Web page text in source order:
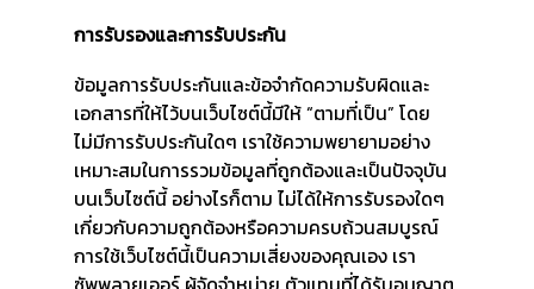
การรับรองและการรับประกัน
ข้อมูลการรับประกันและข้อจำกัดความรับผิดและ
เอกสารที่ให้ไว้บนเว็บไซต์นี้มีให้ “ตามที่เป็น” โดย
ไม่มีการรับประกันใดๆ เราใช้ความพยายามอย่าง
เหมาะสมในการรวมข้อมูลที่ถูกต้องและเป็นปัจจุบัน
บนเว็บไซต์นี้ อย่างไรก็ตาม ไม่ได้ให้การรับรองใดๆ
เกี่ยวกับความถูกต้องหรือความครบถ้วนสมบูรณ์
การใช้เว็บไซต์นี้เป็นความเสี่ยงของคุณเอง เรา